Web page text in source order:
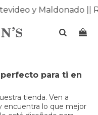
y Maldonado | |
para ti en
tienda. Ven a
encuentra lo que mejor